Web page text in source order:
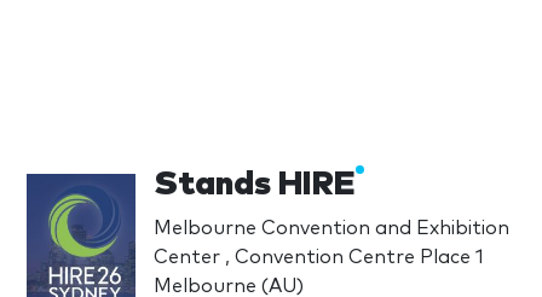
Stands HIRE
Melbourne Convention and Exhibition
Center , Convention Centre Place 1
Melbourne (AU)